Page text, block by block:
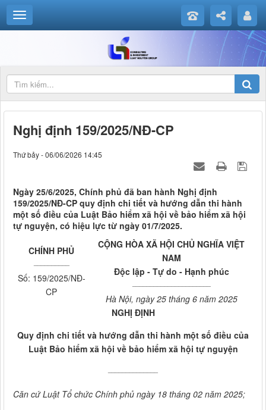
Nghị định 159/2025/NĐ-CP
Thứ bảy - 06/06/2026 14:45
Ngày 25/6/2025, Chính phủ đã ban hành Nghị định
159/2025/NĐ-CP quy định chi tiết và hướng dẫn thi hành
một số điều của Luật Bảo hiểm xã hội về bảo hiểm xã hội
tự nguyện, có hiệu lực từ ngày 01/7/2025.
CHÍNH PHỦ
Số: 159/2025/NĐ-
CP
CỘNG HÒA XÃ HỘI CHỦ NGHĨA VIỆT
NAM
Độc lập - Tự do - Hạnh phúc
Hà Nội, ngày 25 tháng 6 năm 2025
NGHỊ ĐỊNH
Quy định chi tiết và hướng dẫn thi hành một số điều của
Luật Bảo hiểm xã hội về bảo hiểm xã hội tự nguyện
Căn cứ Luật Tổ chức Chính phủ ngày 18 tháng 02 năm 2025;